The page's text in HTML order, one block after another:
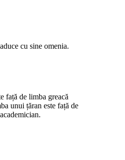
cu sine omenia.
față de limba greacă
unui țăran este față de